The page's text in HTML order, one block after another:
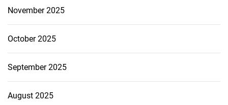
November 2025
October 2025
September 2025
August 2025